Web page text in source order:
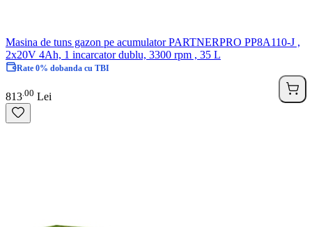
Masina de tuns gazon pe acumulator PARTNERPRO PP8A110-J ,
2x20V 4Ah, 1 incarcator dublu, 3300 rpm , 35 L
Rate 0% dobanda cu TBI
813 00 Lei